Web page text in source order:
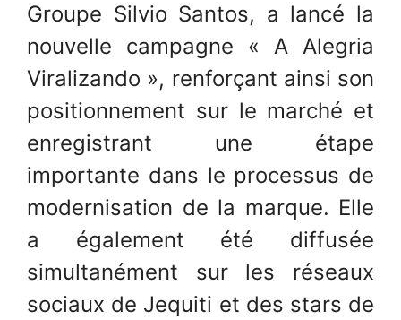
Groupe Silvio Santos, a lancé la
nouvelle campagne « A Alegria
Viralizando », renforçant ainsi son
positionnement sur le marché et
enregistrant une étape
importante dans le processus de
modernisation de la marque. Elle
a également été diffusée
simultanément sur les réseaux
sociaux de Jequiti et des stars de